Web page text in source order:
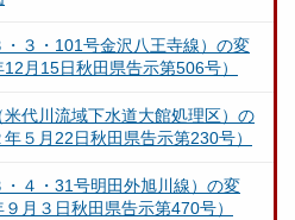
３・101号金沢八王寺線）の変
月15日秋田県告示第506号）
代川流域下水道大館処理区）の
５月22日秋田県告示第230号）
４・31号明田外旭川線）の変
月３日秋田県告示第470号）